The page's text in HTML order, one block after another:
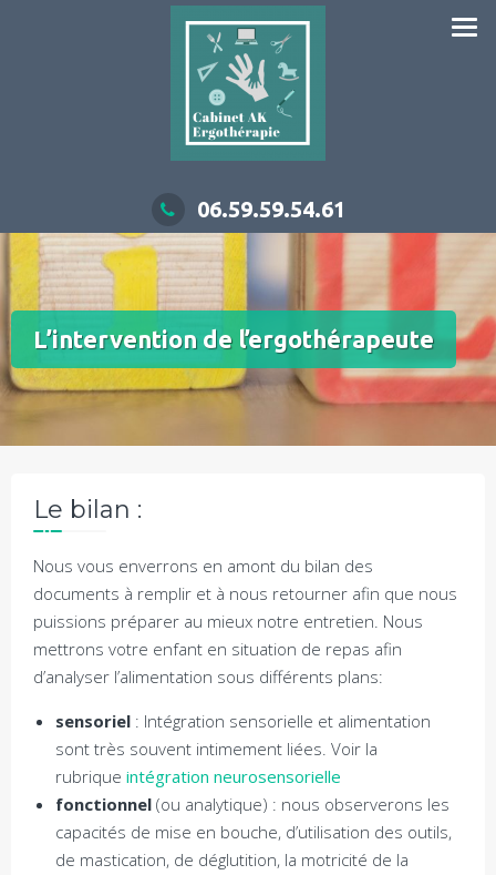
06.59.59.54.61
L’intervention de l’ergothérapeute
Le bilan :
Nous vous enverrons en amont du bilan des
documents à remplir et à nous retourner afin que nous
puissions préparer au mieux notre entretien. Nous
mettrons votre enfant en situation de repas afin
d’analyser l’alimentation sous différents plans:
sensoriel : Intégration sensorielle et alimentation
sont très souvent intimement liées. Voir la
rubrique intégration neurosensorielle
fonctionnel (ou analytique) : nous observerons les
capacités de mise en bouche, d’utilisation des outils,
de mastication, de déglutition, la motricité de la